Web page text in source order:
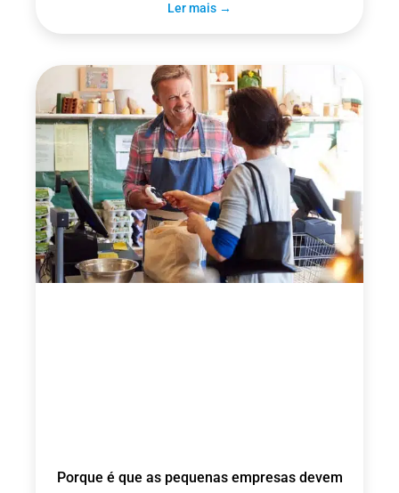
Ler mais →
Porque é que as pequenas empresas devem